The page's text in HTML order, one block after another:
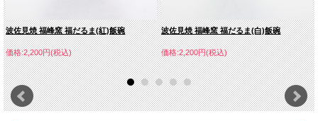
波佐見焼 福峰窯 福だるま(紅)飯碗
価格:2,200円(税込)
波佐見焼 福峰窯 福だるま(白)飯碗
価格:2,200円(税込)